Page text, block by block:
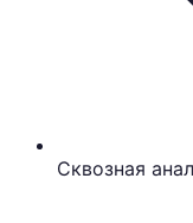
Сквозная